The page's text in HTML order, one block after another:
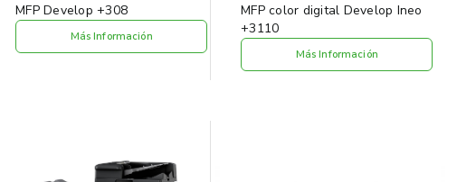
MFP Develop +308
Más Información
MFP color digital Develop Ineo
+3110
Más Información